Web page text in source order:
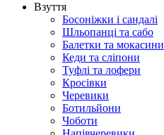
Взуття
Босоніжки і сандалі
Шльопанці та сабо
Балетки та мокасини
Кеди та сліпони
Туфлі та лофери
Кросівки
Черевики
Ботильйони
Чоботи